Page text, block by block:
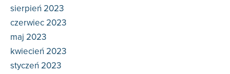
sierpień 2023
czerwiec 2023
maj 2023
kwiecień 2023
styczeń 2023